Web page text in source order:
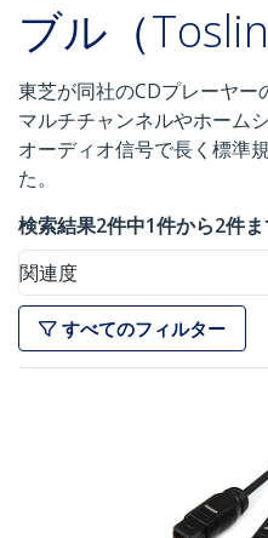
ブル（
東芝が同社のCDプレーヤー
マルチチャンネルやホーム
オーディオ信号で長く標準
た。
検索結果2件中1件から2件
関連度
すべてのフィルター